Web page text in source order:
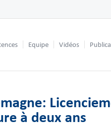
Equipe Vidéos
à deux ans